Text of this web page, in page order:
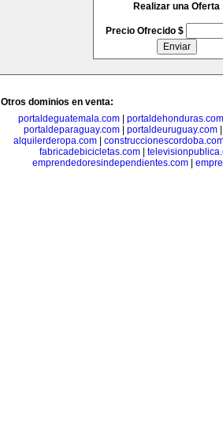
Realizar una Oferta
Precio Ofrecido $
Otros dominios en venta:
portaldeguatemala.com
portaldehonduras.com
portaldeparaguay.com| portaldeuruguay.com
alquilerderopa.com|
fabricadebicicletas.com
emprendedoresindependientes.com|